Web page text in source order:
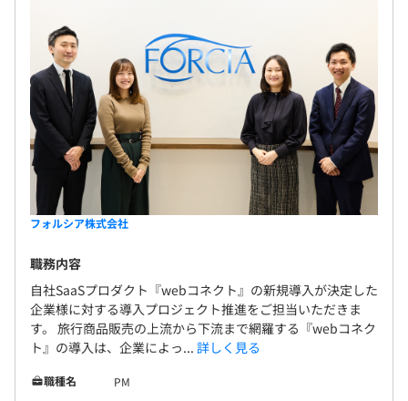
フォルシア株式会社
職務内容
自社SaaSプロダクト『webコネクト』の新規導入が決定した
企業様に対する導入プロジェクト推進をご担当いただきま
す。 旅行商品販売の上流から下流まで網羅する『webコネク
ト』の導入は、企業によっ... 詳しく見る
職種名
PM